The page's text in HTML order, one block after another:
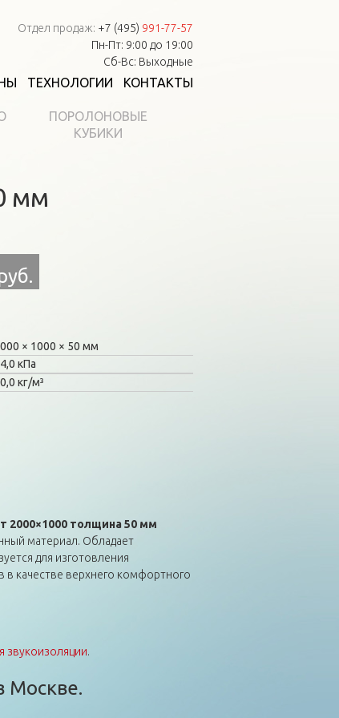
Отдел продаж: +7 (495) 991-77-57
Пн-Пт: 9:00 до 19:00
Сб-Вс: Выходные
ТЕХНОЛОГИИ КОНТАКТЫ
ПОРОЛОНОВЫЕ
КУБИКИ
мм
1000
50 мм
кПа
кг/м³
2000×1000 толщина 50 мм
материал. Обладает
для изготовления
в качестве верхнего комфортного
звукоизоляции.
Москве.